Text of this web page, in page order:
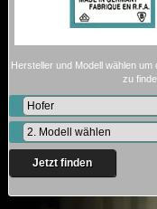
Hersteller und Modell wählen
zu
Jetzt finden